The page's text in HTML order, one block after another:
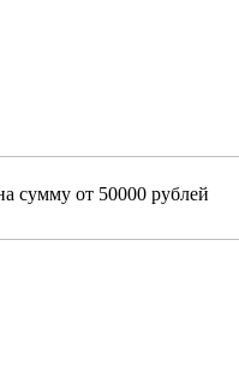
сумму от 50000 рублей